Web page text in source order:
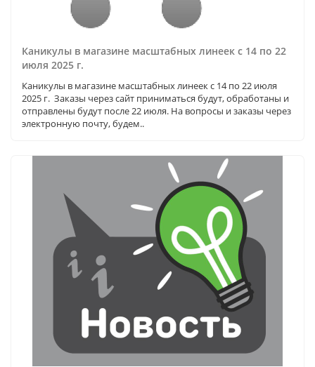
Каникулы в магазине масштабных линеек с 14 по 22
июля 2025 г.
Каникулы в магазине масштабных линеек с 14 по 22 июля
2025 г. Заказы через сайт приниматься будут, обработаны и
отправлены будут после 22 июля. На вопросы и заказы через
электронную почту, будем..